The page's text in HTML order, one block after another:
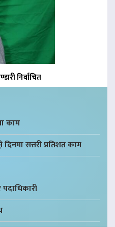
निर्वाचित
काम
सत्तरी प्रतिशत काम